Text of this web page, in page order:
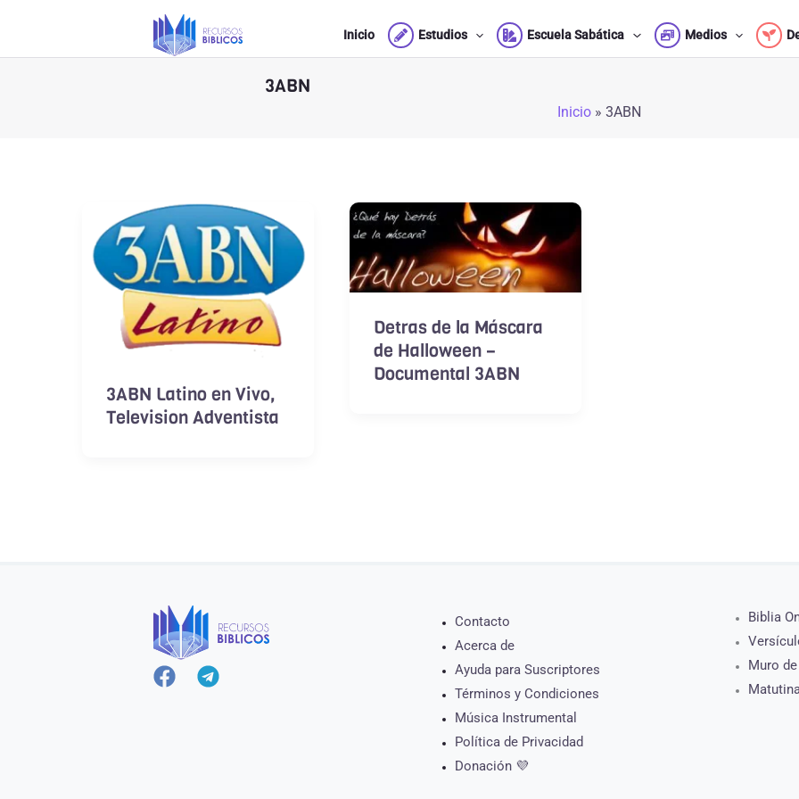
Inicio Estudios Escuela Sabática Medios
3ABN
Inicio » 3ABN
3ABN Latino en Vivo,
Television Adventista
Detras de la Máscara
de Halloween –
Documental 3ABN
Contacto
Acerca de
Ayuda para Suscriptores
Términos y Condiciones
Música Instrumental
Política de Privacidad
Donación 💜
Biblia
Muro